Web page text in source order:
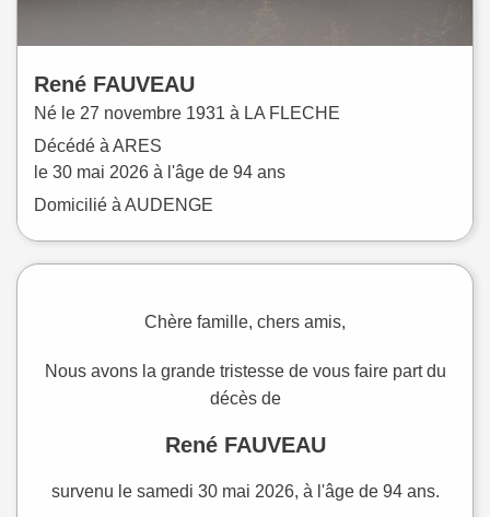
René FAUVEAU
Né le 27 novembre 1931 à LA FLECHE
Décédé à ARES
le 30 mai 2026 à l'âge de 94 ans
Domicilié à AUDENGE
Chère famille, chers amis,
Nous avons la grande tristesse de vous faire part du
décès de
René FAUVEAU
survenu le samedi 30 mai 2026, à l'âge de 94 ans.